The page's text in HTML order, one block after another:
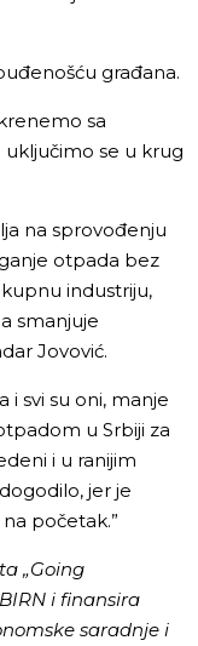
građana.
sa
se u krug
na sprovođenju
otpada bez
industriju,
smanjuje
Jovović.
i svi su oni, manje
u Srbiji za
i u ranijim
jer je
početak.”
„Going
i finansira
saradnje i